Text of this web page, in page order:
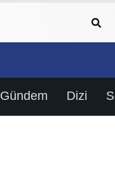
Gündem Dizi